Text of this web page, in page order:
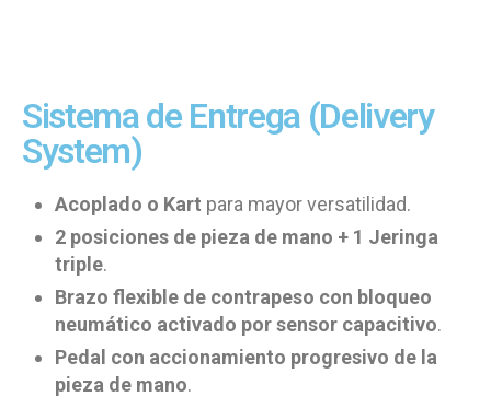
Sistema de Entrega (Delivery
System)
Acoplado o Kart para mayor versatilidad.
2 posiciones de pieza de mano + 1 Jeringa
triple.
Brazo flexible de contrapeso con bloqueo
neumático activado por sensor capacitivo.
Pedal con accionamiento progresivo de la
pieza de mano.